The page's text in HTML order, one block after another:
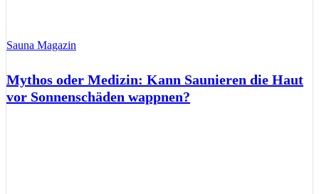
Sauna Magazin
Mythos oder Medizin: Kann Saunieren die Haut
vor Sonnenschäden wappnen?